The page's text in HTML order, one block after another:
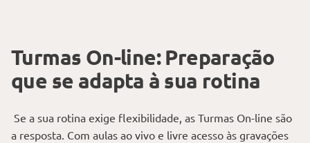
Turmas On-line: Preparação
que se adapta à sua rotina
Se a sua rotina exige flexibilidade, as Turmas On-line são
a resposta. Com aulas ao vivo e livre acesso às gravações